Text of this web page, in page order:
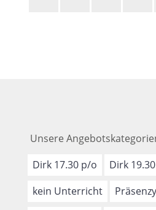
Unsere
Dirk 17.30 p/o
Dirk
kein Unterricht